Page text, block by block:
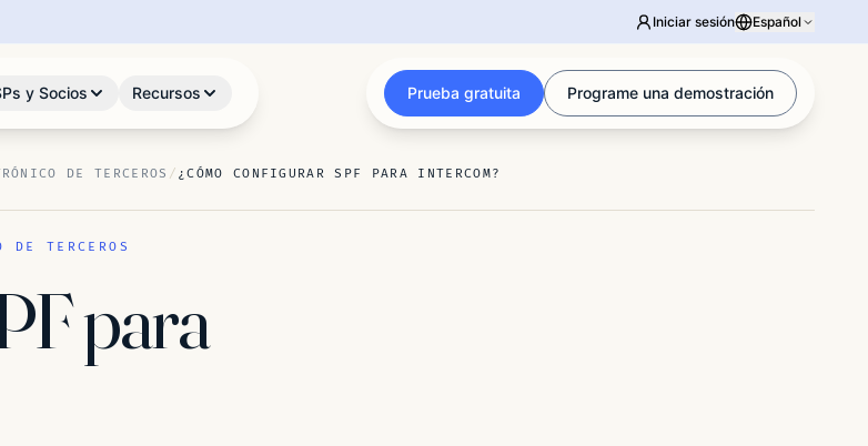
Iniciar sesión Español
y Socios Recursos Prueba gratuita Programe una demostración
DE TERCEROS / ¿CÓMO CONFIGURAR SPF PARA INTERCOM?
DE TERCEROS
para